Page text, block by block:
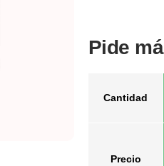
Pide
Cantidad
Precio